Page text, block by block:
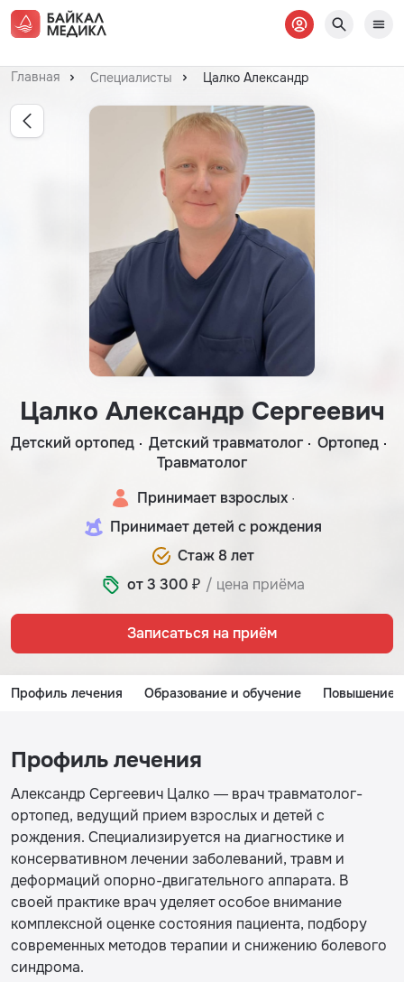
Главная Cпециалисты Цалко Александр
Цалко Александр Сергеевич
Детский ортопед Детский травматолог
Ортопед
Травматолог
Принимает взрослых ·
Принимает детей с рождения
Стаж 8 лет
от 3 300 ₽ / цена приёма
Записаться на приём
Профиль лечения Образование и обучение Повышение
Профиль лечения
Александр Сергеевич Цалко — врач травматолог-
ортопед, ведущий прием взрослых и детей с
рождения. Специализируется на диагностике и
консервативном лечении заболеваний, травм и
деформаций опорно-двигательного аппарата. В
своей практике врач уделяет особое внимание
комплексной оценке состояния пациента, подбору
современных методов терапии и снижению болевого
синдрома.